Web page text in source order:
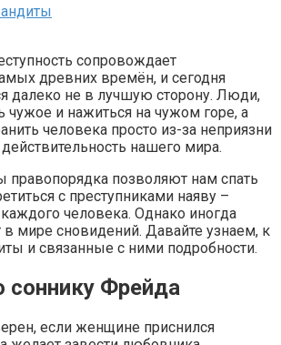
сопровождает
древних времён, и сегодня
далеко не в лучшую сторону. Люди,
и нажиться на чужом горе, а
человека просто из-за неприязни
нашего мира.
правопорядка позволяют нам спать
с преступниками наяву –
человека. Однако иногда
в мире сновидений. Давайте узнаем, к
и связанные с ними подробности.
соннику Фрейда
если женщине приснился